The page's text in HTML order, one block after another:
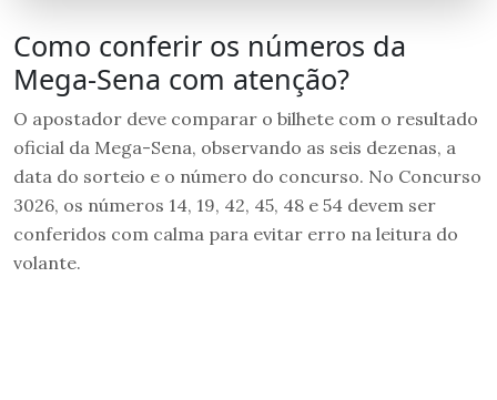
Como conferir os números da
Mega-Sena com atenção?
O apostador deve comparar o bilhete com o resultado
oficial da Mega-Sena, observando as seis dezenas, a
data do sorteio e o número do concurso. No Concurso
3026, os números 14, 19, 42, 45, 48 e 54 devem ser
conferidos com calma para evitar erro na leitura do
volante.